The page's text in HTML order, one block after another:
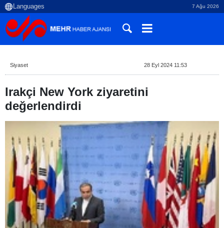
7 Ağu 2026
Siyaset 28 Eyl 2024 11:53
Irakçi New York ziyaretini
değerlendirdi